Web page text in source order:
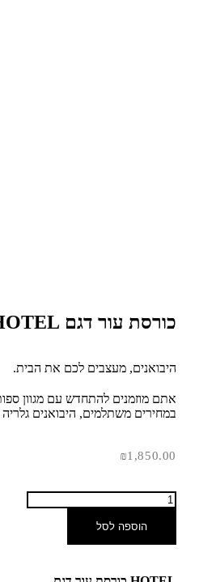
כורסת עור דגם HOTEL
היבואנים, מעצבים לכם את הבית.
אתם מוזמנים להתחדש עם מגוון
במחירים משתלמים, היבואנים גלריה
₪ 1,850.00
הוספה לסל